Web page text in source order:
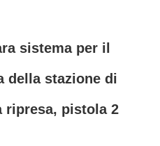
sistema per il
della stazione di
ripresa, pistola 2